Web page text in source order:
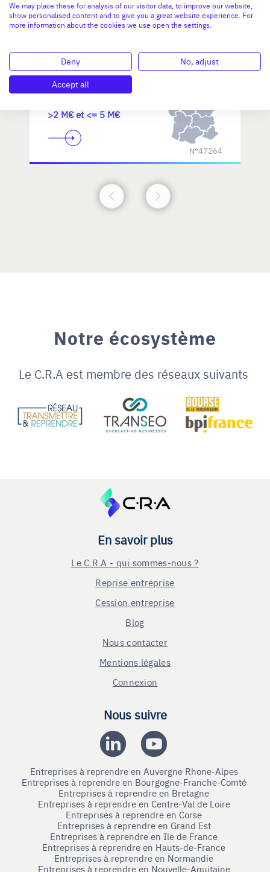
d'excellence
>2 M€ et <= 5 M€
N°47264
Notre écosystème
Le C.R.A est membre des réseaux suivants
En savoir plus
Le C.R.A - qui sommes-nous ?
Reprise entreprise
Cession entreprise
Blog
Nous contacter
Mentions légales
Connexion
Nous suivre
Entreprises à reprendre en Auvergne Rhone-Alpes
Entreprises à reprendre en Bourgogne-Franche-Comté
Entreprises à reprendre en Bretagne
Entreprises à reprendre en Centre-Val de Loire
Entreprises à reprendre en Corse
Entreprises à reprendre en Grand Est
Entreprises à reprendre en Ile de France
Entreprises à reprendre en Hauts-de-France
Entreprises à reprendre en Normandie
Entreprises à reprendre en Nouvelle-Aquitaine
We may place these for analysis of our visitor data, to improve our website,
show personalised content and to give you a great website experience. For
more information about the cookies we use open the settings.
Deny
No, adjust
Accept all